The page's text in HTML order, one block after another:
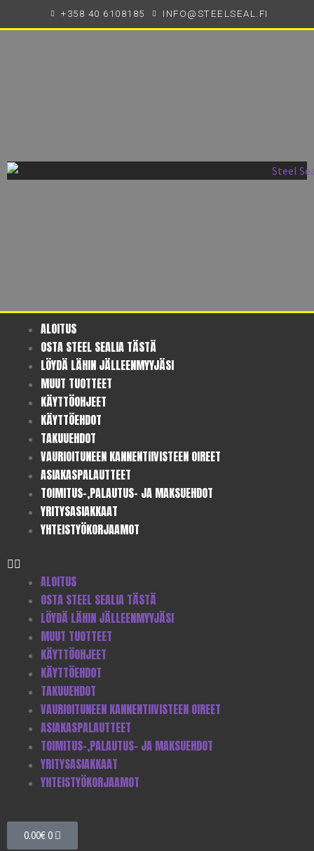
+358 40 6108185 INFO@STEELSEAL.FI
ALOITUS
OSTA STEEL SEALIA TÄSTÄ
LÖYDÄ LÄHIN JÄLLEENMYYJÄSI
MUUT TUOTTEET
KÄYTTÖOHJEET
KÄYTTÖEHDOT
TAKUUEHDOT
VAURIOITUNEEN KANNENTIIVISTEEN OIREET
ASIAKASPALAUTTEET
TOIMITUS-,PALAUTUS- JA MAKSUEHDOT
YRITYSASIAKKAAT
YHTEISTYÖKORJAAMOT
ALOITUS
OSTA STEEL SEALIA TÄSTÄ
LÖYDÄ LÄHIN JÄLLEENMYYJÄSI
MUUT TUOTTEET
KÄYTTÖOHJEET
KÄYTTÖEHDOT
TAKUUEHDOT
VAURIOITUNEEN KANNENTIIVISTEEN OIREET
ASIAKASPALAUTTEET
TOIMITUS-,PALAUTUS- JA MAKSUEHDOT
YRITYSASIAKKAAT
YHTEISTYÖKORJAAMOT
0.00€0